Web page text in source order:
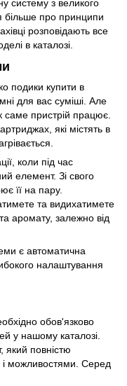
систему з великого
більше про принципи
розповідають все
в каталозі.
подики купити в
для вас суміші. Але
саме пристрій працює.
які містять в
коли під час
елемент. Зі свого
її на пару.
та видихатимете
аромату, залежно від
є автоматична
налаштування
обов'язково
у нашому каталозі.
який повністю
можливостями. Серед